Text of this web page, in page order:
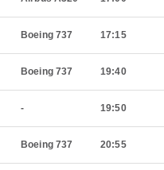
Boeing 737 17:15
Boeing 737 19:40
- 19:50
Boeing 737 20:55